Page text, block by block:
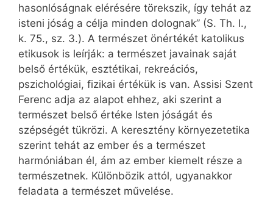
hasonlóságnak elérésére törekszik, így tehát az
isteni jóság a célja minden dolognak” (S. Th. I.,
k. 75., sz. 3.). A természet önértékét katolikus
etikusok is leírják: a természet javainak saját
belső értékük, esztétikai, rekreációs,
pszichológiai, fizikai értékük is van. Assisi Szent
Ferenc adja az alapot ehhez, aki szerint a
természet belső értéke Isten jóságát és
szépségét tükrözi. A keresztény környezetetika
szerint tehát az ember és a természet
harmóniában él, ám az ember kiemelt része a
természetnek. Különbözik attól, ugyanakkor
feladata a természet művelése.